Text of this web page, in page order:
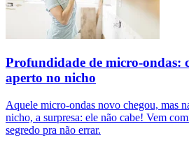
Profundidade de micro-ondas:
aperto no nicho
Aquele micro-ondas novo chegou, mas
nicho, a surpresa: ele não cabe! Vem
segredo pra não errar.